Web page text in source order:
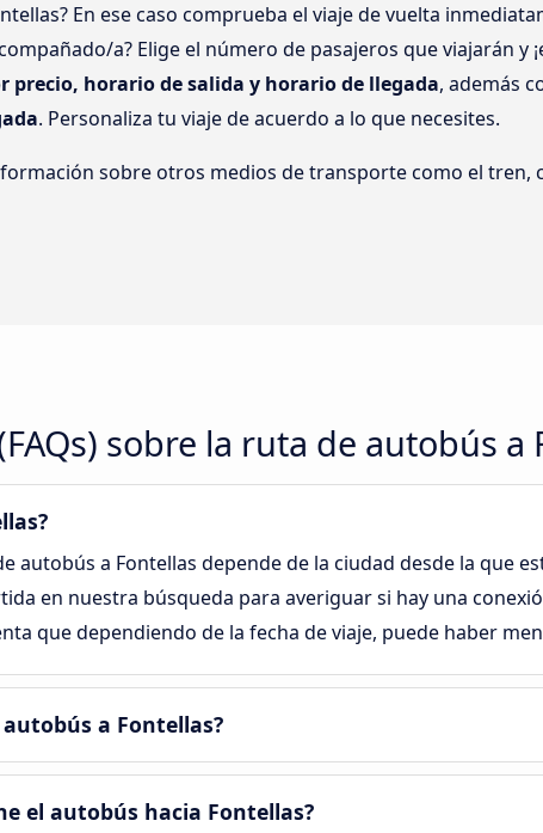
En ese caso comprueba el viaje de vuelta
a? Elige el número de pasajeros que viajarán y
precio, horario de salida y horario de llegada, además
. Personaliza tu viaje de acuerdo a lo que necesites.
sobre otros medios de transporte como el tren,
sobre la ruta de autobús a
autobús a Fontellas depende de la ciudad desde la que
en nuestra búsqueda para averiguar si hay una
que dependiendo de la fecha de viaje, puede haber
a Fontellas?
el autobús hacia Fontellas?